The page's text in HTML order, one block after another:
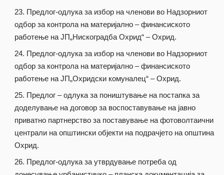
Предлог-одлука за избор на членови во Надзорниот
одбор за контрола на материјално – финансиското
работење на ЈП„Нискоградба Охрид“ – Охрид.
Предлог-одлука за избор на членови во Надзорниот
одбор за контрола на материјално – финансиското
работење на ЈП„Охридски комуналец“ – Охрид.
Предлог – одлука за поништување на постапка за
доделување на договор за воспоставување на јавно
приватно партнерство за поставување на фотоволтаични
централи на општински објекти на подрачјето на општина
Охрид.
Предлог-одлука за утврдување потреба од